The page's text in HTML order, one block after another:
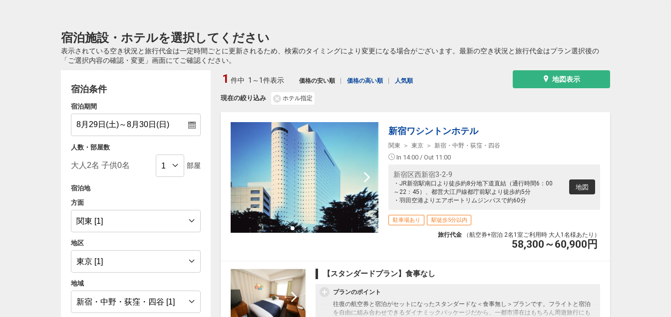
宿泊施設・ホテルを選択してください
表示されている空き状況と旅行代金は一定時間ごとに更新されるため、検索のタイミングにより変更になる場合がございます。最新の空き状況と旅行代金はプラン選択後の
「ご選択内容の確認・変更」画面にてご確認ください。
宿泊条件
宿泊期間
人数・部屋数
部屋
宿泊地
方面
地区
地域
地図表示
現在の絞り込み ホテル指定
1 件中 1～1件表示 価格の安い順 価格の高い順 人気順
新宿ワシントンホテル
関東 東京 新宿・中野・荻窪・四谷
In 14:00 / Out 11:00
新宿区西新宿3-2-9
・JR新宿駅南口より徒歩約8分地下道直結（通行時間6：00
～22：45）、都営大江戸線都庁前駅より徒歩約5分
・羽田空港よりエアポートリムジンバスで約60分
地図
駐車場あり 駅徒歩5分以内
旅行代金 （航空券+宿泊 2名1室ご利用時 大人1名様あたり）
58,300～60,900 円
【スタンダードプラン】食事なし
プランのポイント
往復の航空券と宿泊がセットになったスタンダードな＜食事無し＞プランです。フライトと宿泊
を自由に組み合わせできるダイナミックパッケージだから、一都市滞在はもちろん周遊旅行にも